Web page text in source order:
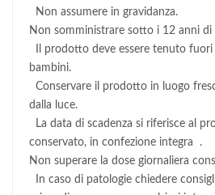
Non assumere in gravidanza.
Non somministrare sotto i 12 anni di
Il prodotto deve essere tenuto fuori
bambini.
Conservare il prodotto in luogo
dalla luce.
La data di scadenza si riferisce al
conservato, in confezione integra .
Non superare la dose giornaliera
In caso di patologie chiedere